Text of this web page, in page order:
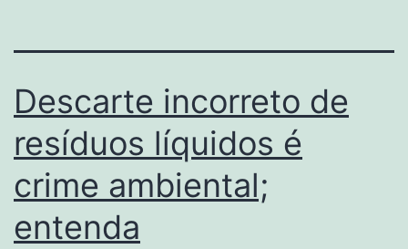
Descarte incorreto de
resíduos líquidos é
crime ambiental;
entenda